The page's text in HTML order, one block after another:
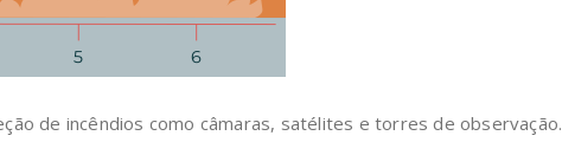
de incêndios como câmaras, satélites e torres de observação.